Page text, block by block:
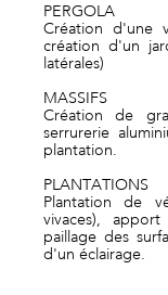
PERGOLA
Création d'une
création d'un
latérales)
MASSIFS
Création de
serrurerie
plantation.
PLANTATIONS
Plantation de
vivaces),
paillage des
d'un éclairage.